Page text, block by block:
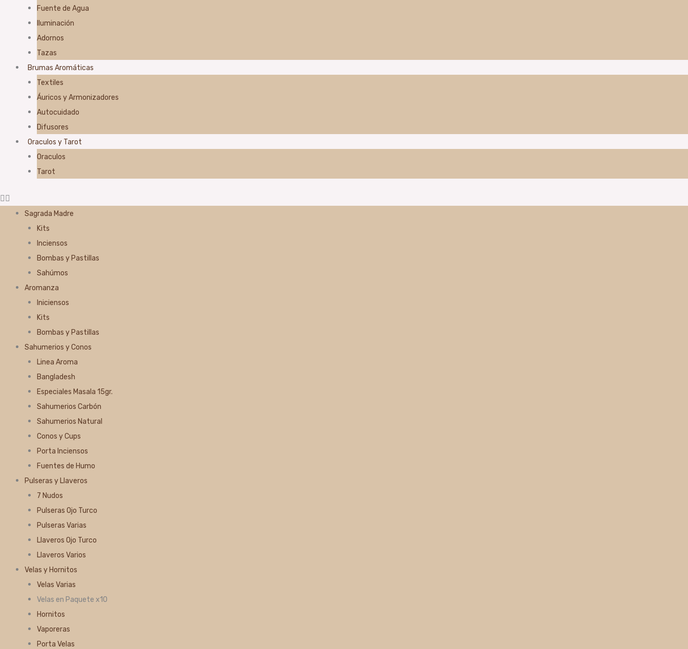
Fuente de Agua
Iluminación
Adornos
Tazas
Brumas Aromáticas
Textiles
Áuricos y Armonizadores
Autocuidado
Difusores
Oraculos y Tarot
Oraculos
Tarot
Sagrada Madre
Kits
Inciensos
Bombas y Pastillas
Sahúmos
Aromanza
Iniciensos
Kits
Bombas y Pastillas
Sahumerios y Conos
Linea Aroma
Bangladesh
Especiales Masala 15gr.
Sahumerios Carbón
Sahumerios Natural
Conos y Cups
Porta Inciensos
Fuentes de Humo
Pulseras y Llaveros
7 Nudos
Pulseras Ojo Turco
Pulseras Varias
Llaveros Ojo Turco
Llaveros Varios
Velas y Hornitos
Velas Varias
Velas en Paquete x10
Hornitos
Vaporeras
Porta Velas